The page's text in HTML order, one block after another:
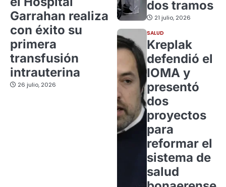
Garrahan realiza
con éxito su
primera
transfusión
intrauterina
26 julio, 2026
dos tramos
21 julio, 2026
SALUD
Kreplak
defendió el
IOMA y
presentó
dos
proyectos
para
reformar el
sistema de
salud